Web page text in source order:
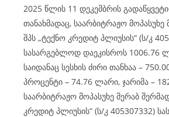
2025 წლის 11 დეკემბრის
თანახმადაც, საარბიტრაჟო მოპასუხე
შპს „ტექნო კრედიტ პლიუსის“ (ს/კ
სასარგებლოდ დაეკისროს 1006.76
საიდანაც სესხის ძირი თანხაა –
პროცენტი – 74.76 ლარი, ჯარიმა –
საარბიტრაჟო მოპასუხე მერაბ
კრედიტ პლიუსის“ (ს/კ 405307332)